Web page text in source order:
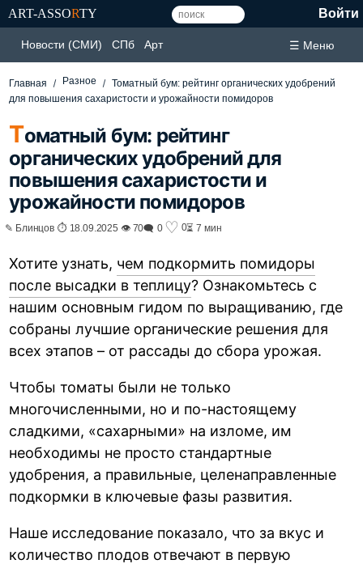
ART-ASSORTY Войти
Новости (СМИ) СПб Арт ☰ Меню
Главная Разное
Томатный бум: рейтинг органических удобрений
для повышения сахаристости и урожайности помидоров
Томатный бум: рейтинг
органических удобрений для
повышения сахаристости и
урожайности помидоров
✎ Блинцов ⏱ 18.09.2025 👁 70🗨 0 ♡ 0⏳ 7 мин
Хотите узнать, чем подкормить помидоры
после высадки в теплицу? Ознакомьтесь с
нашим основным гидом по выращиванию, где
собраны лучшие органические решения для
всех этапов – от рассады до сбора урожая.
Чтобы томаты были не только
многочисленными, но и по-настоящему
сладкими, «сахарными» на изломе, им
необходимы не просто стандартные
удобрения, а правильные, целенаправленные
подкормки в ключевые фазы развития.
Наше исследование показало, что за вкус и
количество плодов отвечают в первую